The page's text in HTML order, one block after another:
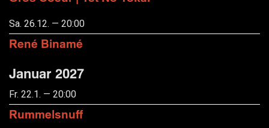
Sa. 26.12. — 20:00
René Binamé
Januar 2027
Fr. 22.1. — 20:00
Rummelsnuff